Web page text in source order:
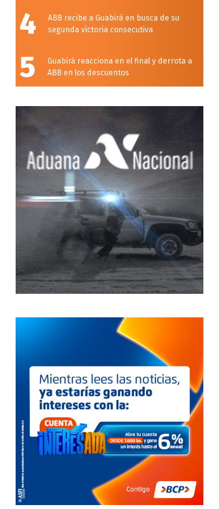
4
ABB recibe a Guabirá en busca de su
segunda victoria consecutiva
5
Guabirá reacciona en el final y derrota a
ABB en los descuentos